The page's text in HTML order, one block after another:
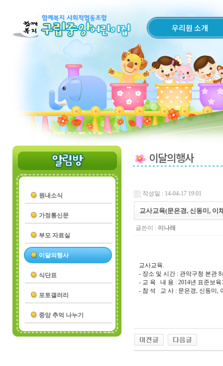
우리원 소개
원내소식
가정통신문
부모 자료실
이달의행사
식단표
포토갤러리
중앙 추억 나누기
이달의행사
작성일 : 14-04-17 19:01
교사교육(문은경, 신동미, 이
글쓴이 : 이나래
교사교육.
- 장소 및 시간 : 관악구청 본관 8
- 교 육 내 용 : 2014년 표준보
- 참 석 교 사 : 문은경, 신동미,